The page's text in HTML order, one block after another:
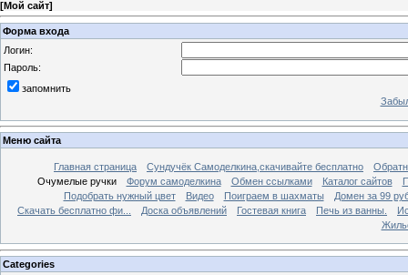
[Мой сайт]
Форма входа
Логин:
Пароль:
запомнить
Меню сайта
Главная страница Сундучёк Самоделкина,скачивайте бесплатно
Очумелые ручки
Форум самоделкина Обмен ссылками Каталог сайтов
Подобрать нужный цвет
Видео Поиграем в шахматы
Домен за 99
Скачать бесплатно фи...
Доска объявлений Гостевая книга Печь из ванны.
Categories